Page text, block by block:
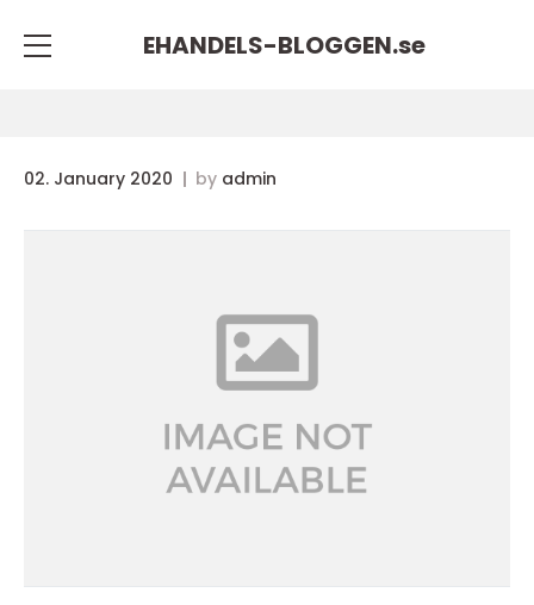
EHANDELS-BLOGGEN.se
02. January 2020 by admin